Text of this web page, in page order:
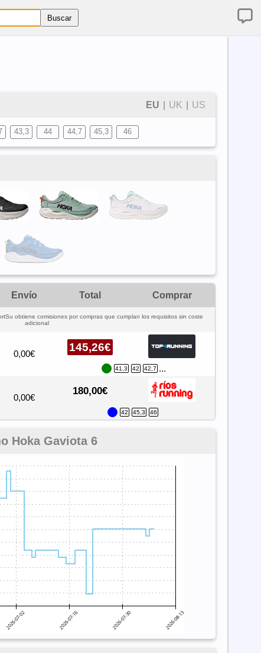
EU UK US
43,3 44 44,7 45,3 46
Envío Total Comprar
obtiene comisiones por compras que cumplan los requisitos sin coste
adicional
0,00€
145,26€
41,3 42 42,7 ...
0,00€
180,00€
42 45,3 46
Hoka Gaviota 6